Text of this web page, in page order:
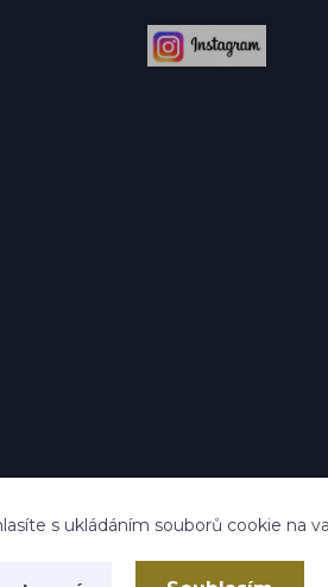
s ukládáním souborů cookie na